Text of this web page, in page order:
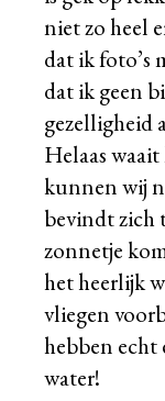
niet zo heel
dat ik foto’s
dat ik geen
gezelligheid
Helaas
kunnen wij
bevindt zich
zonnetje
het heerlijk
vliegen
hebben echt
water!